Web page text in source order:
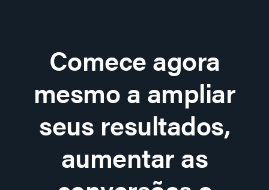
Comece agora
mesmo a ampliar
seus resultados,
aumentar as